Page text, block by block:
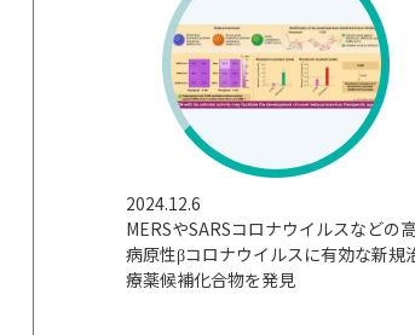
2024.12.6
MERSやSARSコロナウイルスなどの
病原性βコロナウイルスに有効な新規
療薬候補化合物を発見